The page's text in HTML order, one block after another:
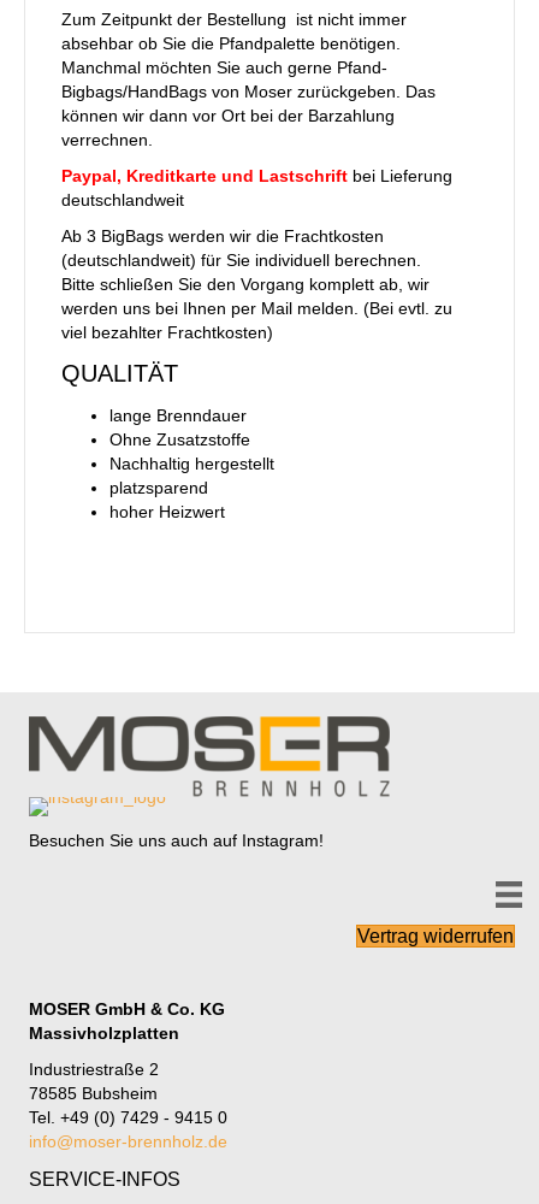
Zum Zeitpunkt der Bestellung ist nicht immer
absehbar ob Sie die Pfandpalette benötigen.
Manchmal möchten Sie auch gerne Pfand-
Bigbags/HandBags von Moser zurückgeben. Das
können wir dann vor Ort bei der Barzahlung
verrechnen.
Paypal, Kreditkarte und Lastschrift bei Lieferung
deutschlandweit
Ab 3 BigBags werden wir die Frachtkosten
(deutschlandweit) für Sie individuell berechnen.
Bitte schließen Sie den Vorgang komplett ab, wir
werden uns bei Ihnen per Mail melden. (Bei evtl. zu
viel bezahlter Frachtkosten)
QUALITÄT
lange Brenndauer
Ohne Zusatzstoffe
Nachhaltig hergestellt
platzsparend
hoher Heizwert
Besuchen Sie uns auch auf Instagram!
Vertrag widerrufen
MOSER GmbH & Co. KG
Massivholzplatten
Industriestraße 2
78585 Bubsheim
Tel. +49 (0) 7429 - 9415 0
info@moser-brennholz.de
SERVICE-INFOS